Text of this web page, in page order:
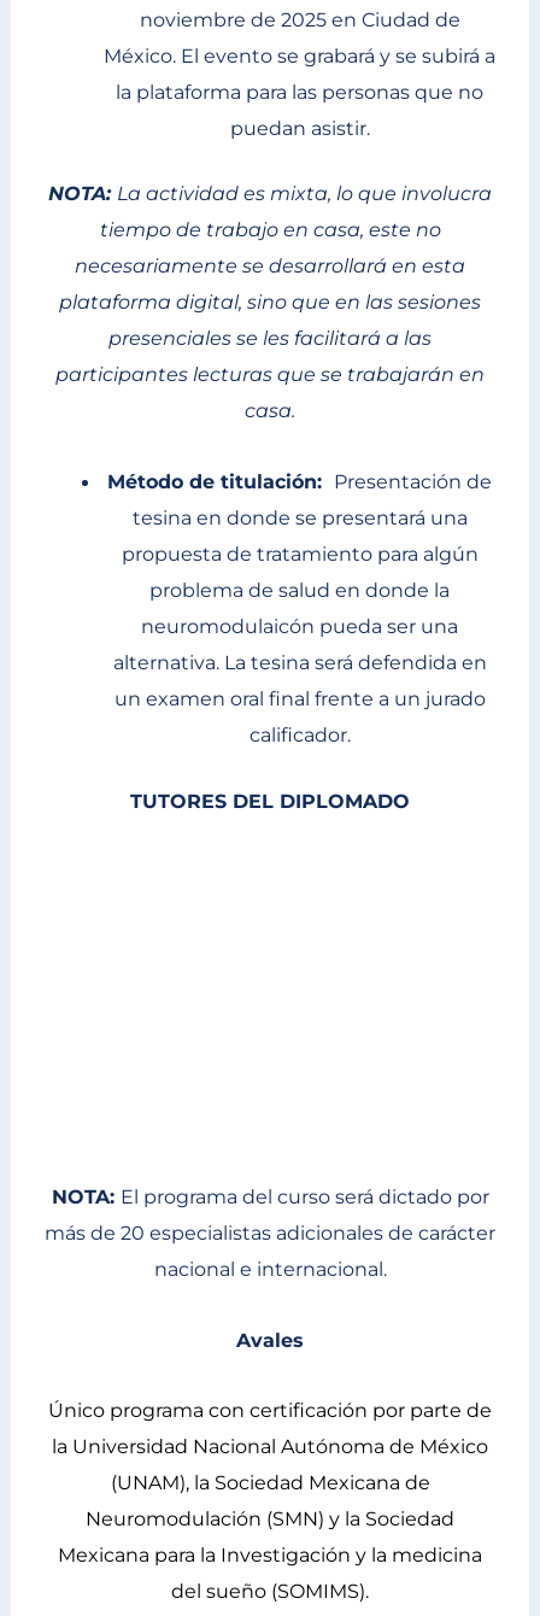
noviembre de 2025 en Ciudad de
México. El evento se grabará y se subirá a
la plataforma para las personas que no
puedan asistir.
NOTA: La actividad es mixta, lo que involucra
tiempo de trabajo en casa, este no
necesariamente se desarrollará en esta
plataforma digital, sino que en las sesiones
presenciales se les facilitará a las
participantes lecturas que se trabajarán en
casa.
Método de titulación: Presentación de
tesina en donde se presentará una
propuesta de tratamiento para algún
problema de salud en donde la
neuromodulaicón pueda ser una
alternativa. La tesina será defendida en
un examen oral final frente a un jurado
calificador.
TUTORES DEL DIPLOMADO
NOTA: El programa del curso será dictado por
más de 20 especialistas adicionales de carácter
nacional e internacional.
Avales
Único programa con certificación por parte de
la Universidad Nacional Autónoma de México
(UNAM), la Sociedad Mexicana de
Neuromodulación (SMN) y la Sociedad
Mexicana para la Investigación y la medicina
del sueño (SOMIMS).